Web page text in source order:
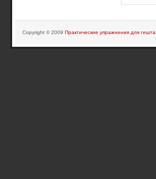
Copyright © 2009 Практические упражнения для